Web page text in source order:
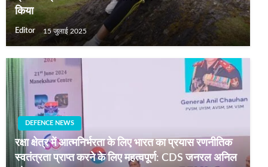
किया
Editor 15 जुलाई 2025
DEFENCE NEWS
रक्षा क्षेत्र में आत्मनिर्भरता के लिए भारत का प्रयास रणनीतिक
स्वतंत्रता प्राप्त करने के लिए महत्वपूर्ण: CDS जनरल अनिल